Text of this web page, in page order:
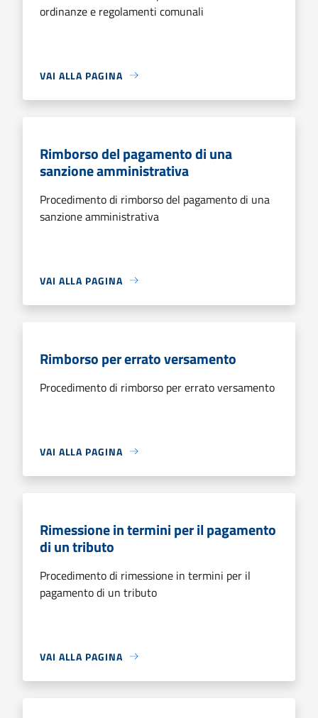
ordinanze e regolamenti comunali
VAI ALLA PAGINA
Rimborso del pagamento di una
sanzione amministrativa
Procedimento di rimborso del pagamento di una
sanzione amministrativa
VAI ALLA PAGINA
Rimborso per errato versamento
Procedimento di rimborso per errato versamento
VAI ALLA PAGINA
Rimessione in termini per il pagamento
di un tributo
Procedimento di rimessione in termini per il
pagamento di un tributo
VAI ALLA PAGINA